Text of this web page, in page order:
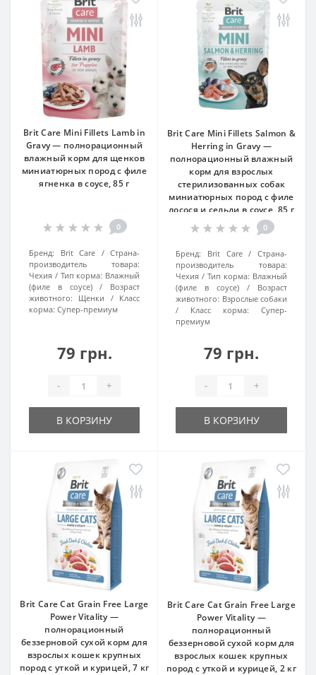
Brit Care Mini Fillets Lamb in
Gravy — полнорационный
влажный корм для щенков
миниатюрных пород с филе
ягненка в соусе, 85 г
0
Бренд: Brit Care
Страна-
производитель товара:
Чехия
Тип корма: Влажный
(филе в соусе)
Возраст
животного:
Щенки
Класс
корма: Супер-премиум
79 грн.
- +
В КОРЗИНУ
Brit Care Mini Fillets Salmon &
Herring in Gravy —
полнорационный влажный
корм для взрослых
стерилизованных собак
миниатюрных пород с филе
лосося и сельди в соусе, 85 г
0
Бренд: Brit Care
Страна-
производитель товара:
Чехия
Тип корма: Влажный
(филе в соусе)
Возраст
животного: Взрослые собаки
Класс корма:
Супер-
премиум
79 грн.
- +
В КОРЗИНУ
Brit Care Cat Grain Free Large
Power Vitality —
полнорационный
беззерновой сухой корм для
взрослых кошек крупных
пород с уткой и курицей, 7 кг
Brit Care Cat Grain Free Large
Power Vitality —
полнорационный
беззерновой сухой корм для
взрослых кошек крупных
пород с уткой и курицей, 2 кг